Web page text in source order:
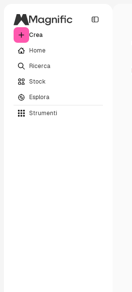
Crea
Home
Ricerca
Stock
Esplora
Strumenti